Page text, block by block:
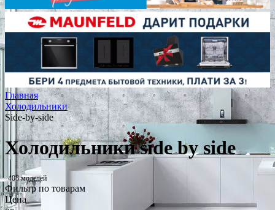
Главная
Холодильники
Side-by-side
Холодильники side by side
408 моделей
Фильтр по товарам
Цена